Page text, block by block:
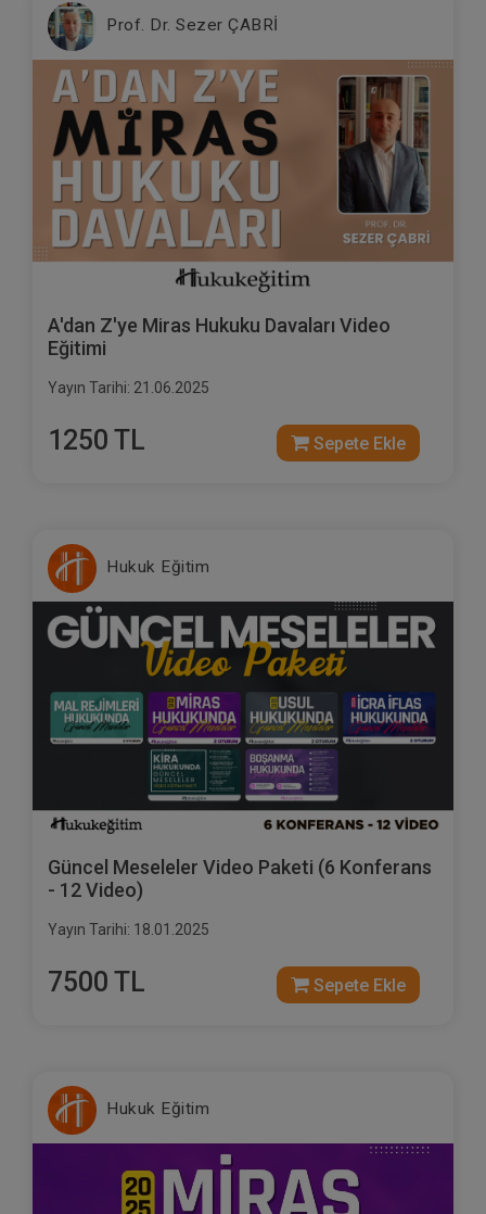
Prof. Dr. Sezer ÇABRİ
A'dan Z'ye Miras Hukuku Davaları Video
Eğitimi
Yayın Tarihi: 21.06.2025
1250 TL Sepete Ekle
Hukuk Eğitim
Güncel Meseleler Video Paketi (6 Konferans
- 12 Video)
Yayın Tarihi: 18.01.2025
7500 TL Sepete Ekle
Hukuk Eğitim